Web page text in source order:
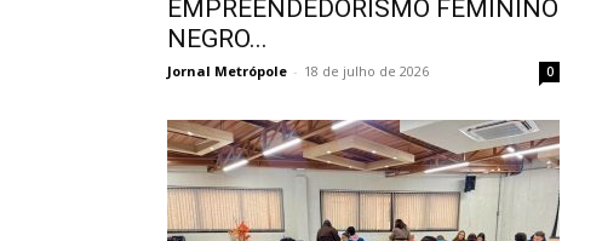
EMPREENDEDORISMO FEMININO
NEGRO...
Jornal Metrópole - 18 de julho de 2026 0